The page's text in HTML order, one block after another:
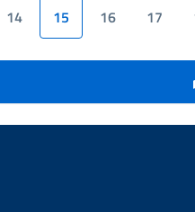
14 15 16 17